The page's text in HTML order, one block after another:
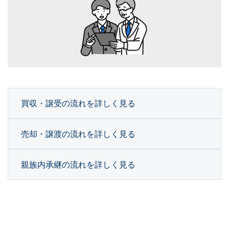
買収・譲受の流れを詳しく見る
売却・譲渡の流れを詳しく見る
親族内承継の流れを詳しく見る